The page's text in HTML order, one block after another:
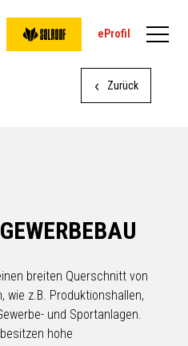
eProfil
Zurück
breiten Querschnitt von
wie z.B. Produktionshallen,
und Sportanlagen.
hohe